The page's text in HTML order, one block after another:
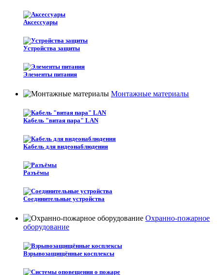
Аксессуары
Устройства защиты
Элементы питания
Монтажные материалы
Кабель "витая пара" LAN
Кабель для видеонаблюдения
Разъёмы
Соединительные устройства
Охранно-пожарное
оборудование
Взрывозащищённые косплексы